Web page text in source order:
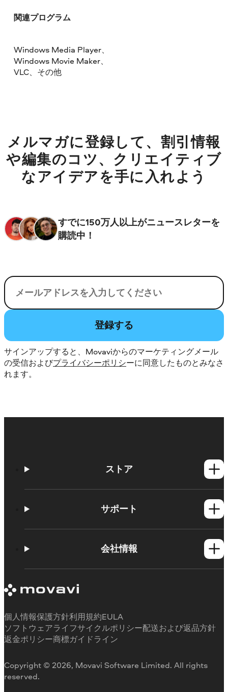
関連プログラム
Windows Media Player、
Windows Movie Maker、
VLC、その他
メルマガに登録して、割引情報
や編集のコツ、クリエイティブ
なアイデアを手に入れよう
すでに150万人以上がニュースレターを
購読中！
電子メール
登録する
サインアップすると、Movaviからのマーケティングメール
の受信およびプライバシーポリシーに同意したものとみなさ
れます。
ストア
Mac製品
サポート
使い方
体験版の制約
払い戻し
会社情報
お客様の声
当社が選ばれる理由
Copyright © 2026, Movavi Software Limited. All rights
reserved.
個人情報保護方針利用規約EULA
ソフトウェアライフサイクルポリシー配送および返品方針
返金ポリシー商標ガイドライン